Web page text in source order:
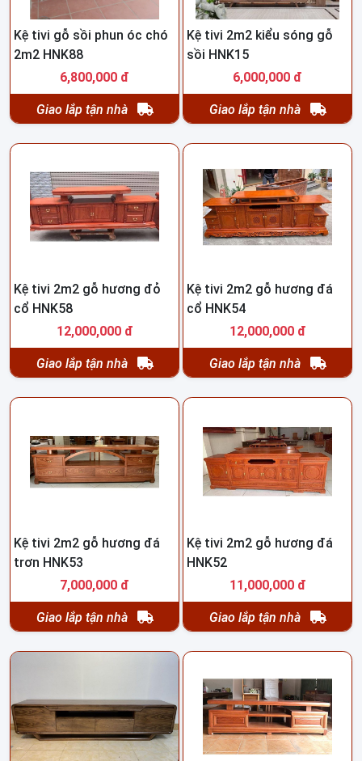
Kệ tivi gỗ sồi phun óc chó
2m2 HNK88
6,800,000 đ
Giao lắp tận nhà
Kệ tivi 2m2 kiểu sóng gỗ
sồi HNK15
6,000,000 đ
Giao lắp tận nhà
Kệ tivi 2m2 gỗ hương đỏ
cổ HNK58
12,000,000 đ
Giao lắp tận nhà
Kệ tivi 2m2 gỗ hương đá
cổ HNK54
12,000,000 đ
Giao lắp tận nhà
Kệ tivi 2m2 gỗ hương đá
trơn HNK53
7,000,000 đ
Giao lắp tận nhà
Kệ tivi 2m2 gỗ hương đá
HNK52
11,000,000 đ
Giao lắp tận nhà